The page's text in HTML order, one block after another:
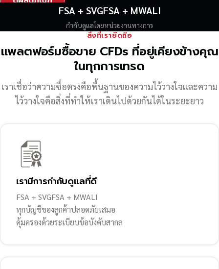
FSA + SVGFSA + MWALI
กำกับดูแลโดยหน่วยงานทางการ
สิ่งที่เรายึดถือ
แพลตฟอร์มซื้อขาย CFDs ที่อยู่เคียงข้างคุณ
ในทุกการเทรด
เราเชื่อว่าความซื่อตรงคือพื้นฐานของความไว้วางใจและความ
ไว้วางใจคือสิ่งที่ทำให้เราเดินไปด้วยกันได้ในระยะยาว
เรามีการกำกับดูแลที่ดี
FSA + SVGFSA + MWALI
ทุกบัญชีของลูกค้าปลอดภัยเสมอ
คุ้มครองด้วยระเบียบข้อบังคับสากล